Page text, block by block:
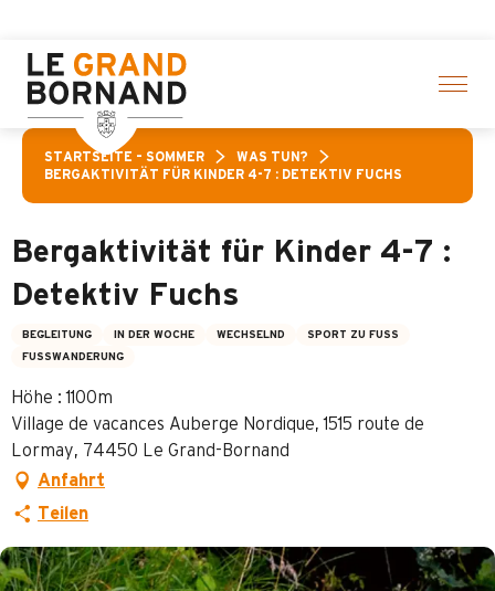
contenu
principal
STARTSEITE – SOMMER
WAS TUN?
BERGAKTIVITÄT FÜR KINDER 4-7 : DETEKTIV FUCHS
Bergaktivität für Kinder 4-7 :
Detektiv Fuchs
BEGLEITUNG IN DER WOCHE WECHSELND
SPORT ZU FUSS
FUSSWANDERUNG
Höhe : 1100m
Village de vacances Auberge Nordique, 1515 route de
Lormay, 74450 Le Grand-Bornand
Anfahrt
Teilen